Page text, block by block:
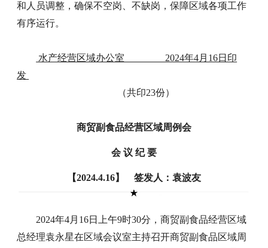
和人员调整，确保不空岗、不缺岗，保障区域各项工作
有序运行。
水产经营区域办公室 2024年4月16日印
发
（共印23份）
商贸副食品经营区域周例会
会 议 纪 要
【2024.4.16】 签发人：袁波友
2024年4月16日上午9时30分，商贸副食品经营区域
总经理袁永星在区域会议室主持召开商贸副食品区域周